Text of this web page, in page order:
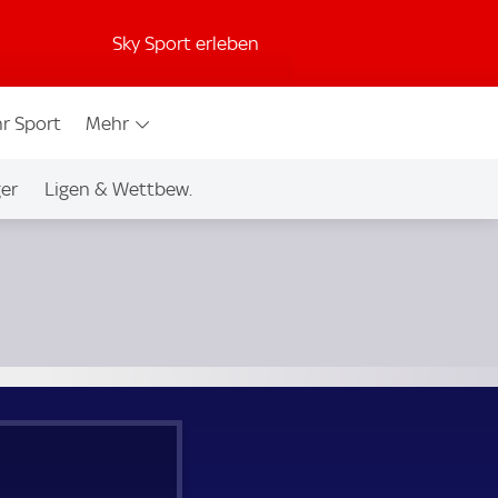
Sky Sport erleben
Sport Mehr
Ligen & Wettbew.